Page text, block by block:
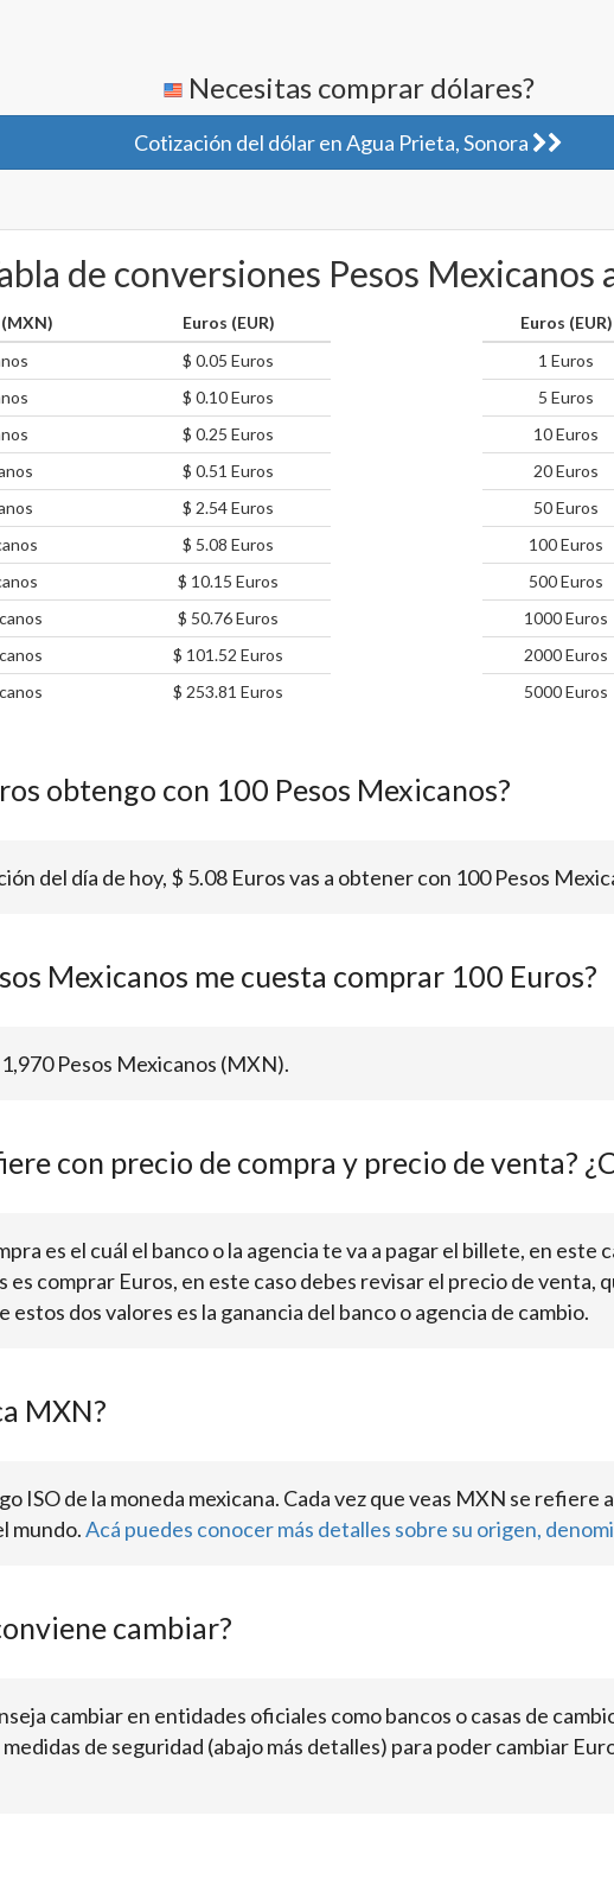
Necesitas comprar dólares?
Cotización del dólar en Agua Prieta, Sonora
de conversiones Pesos Mexicanos
Euros (EUR)
$ 0.05 Euros
$ 0.10 Euros
$ 0.25 Euros
$ 0.51 Euros
$ 2.54 Euros
$ 5.08 Euros
$ 10.15 Euros
$ 50.76 Euros
$ 101.52 Euros
$ 253.81 Euros
Euros (EUR)
1 Euros
5 Euros
10 Euros
20 Euros
50 Euros
100 Euros
500 Euros
1000 Euros
2000 Euros
5000 Euros
obtengo con 100 Pesos Mexicanos?
del día de hoy, $ 5.08 Euros vas a obtener con 100 Pesos
Mexicanos me cuesta comprar 100 Euros?
Pesos Mexicanos (MXN).
con precio de compra y precio de venta?
es el cuál el banco o la agencia te va a pagar el billete, en este
es comprar Euros, en este caso debes revisar el precio de venta,
dos valores es la ganancia del banco o agencia de cambio.
MXN?
ISO de la moneda mexicana. Cada vez que veas MXN se refiere
mundo.Acá puedes conocer más detalles sobre su origen,
cambiar?
cambiar en entidades oficiales como bancos o casas de
de seguridad (abajo más detalles) para poder cambiar